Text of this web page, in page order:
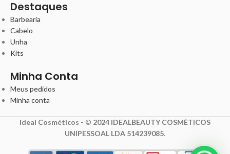
Destaques
Barbearia
Cabelo
Unha
Kits
Minha Conta
Meus pedidos
Minha conta
Ideal Cosméticos - © 2024 IDEALBEAUTY COSMÉTICOS
UNIPESSOAL LDA 514239085.